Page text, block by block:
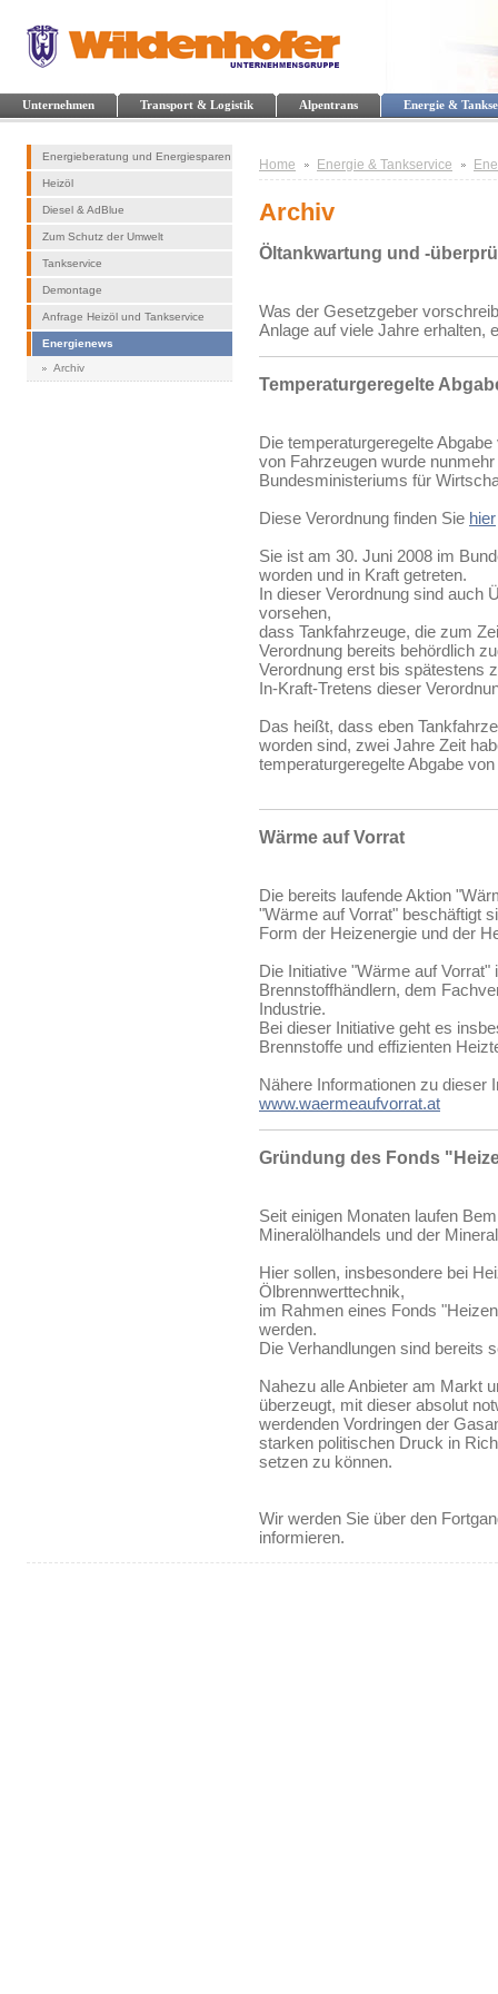
Unternehmen Transport & Logistik Alpentrans Energie &
Energieberatung und Energiesparen
Heizöl
Diesel & AdBlue
Zum Schutz der Umwelt
Tankservice
Demontage
Anfrage Heizöl und Tankservice
Energienews
Archiv
Home Energie & Tankservice
Archiv
Öltankwartung und -
Was der Gesetzgeber
Anlage auf viele Jahre erhalten,
Temperaturgeregelte
Die temperaturgeregelte
von Fahrzeugen wurde
Bundesministeriums für
Diese Verordnung finden Sie hier
Sie ist am 30. Juni 2008 im
worden und in Kraft getreten.
In dieser Verordnung sind auch
vorsehen,
dass Tankfahrzeuge, die zum
Verordnung bereits behördlich
Verordnung erst bis spätestens
In-Kraft-Tretens dieser
Das heißt, dass eben
worden sind, zwei Jahre Zeit
temperaturgeregelte Abgabe
Wärme auf Vorrat
Die bereits laufende Aktion
"Wärme auf Vorrat" beschäftigt
Form der Heizenergie und der
Die Initiative "Wärme auf
Brennstoffhändlern, dem
Industrie.
Bei dieser Initiative geht es
Brennstoffe und effizienten
Nähere Informationen zu dieser
www.waermeaufvorrat.at
Gründung des Fonds
Seit einigen Monaten laufen
Mineralölhandels und der
Hier sollen, insbesondere bei
Ölbrennwerttechnik,
im Rahmen eines Fonds
werden.
Die Verhandlungen sind bereits
Nahezu alle Anbieter am Markt
überzeugt, mit dieser absolut
werdenden Vordringen der
starken politischen Druck in
setzen zu können.
Wir werden Sie über den
informieren.